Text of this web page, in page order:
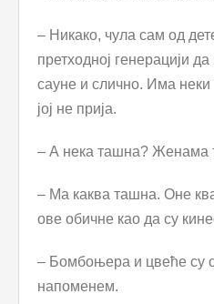
– Никако, чула сам од
претходној генерацији
сауне и слично. Има
јој не прија.
– А нека ташна? Женама
– Ма каква ташна. Оне
ове обичне као да су
– Бомбоњера и цвеће су
напоменем.